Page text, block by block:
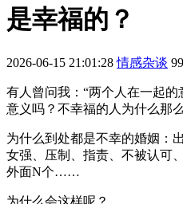
是幸福的？
2026-06-15 21:01:28 情感杂谈
有人曾问我：“两个人在一起
意义吗？不幸福的人为什么那
为什么到处都是不幸的婚姻：
女强、压制、指责、不被认可
外面N个……
为什么会这样呢？